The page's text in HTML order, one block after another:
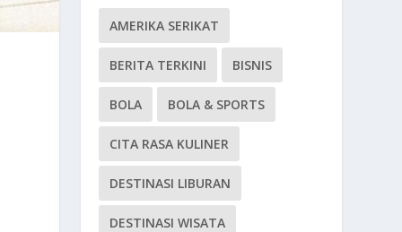
AMERIKA SERIKAT
BERITA TERKINI BISNIS
BOLA BOLA & SPORTS
CITA RASA KULINER
DESTINASI LIBURAN
DESTINASI WISATA